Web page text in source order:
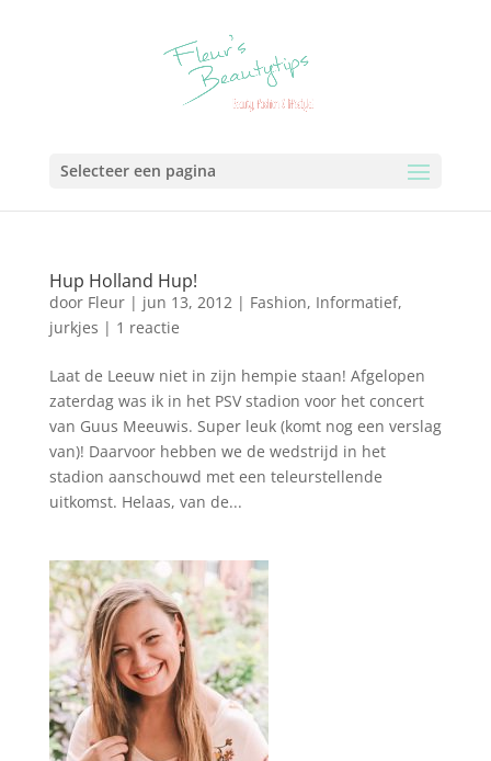
Selecteer een pagina
Hup Holland Hup!
door Fleur| jun 13, 2012| Fashion, Informatief,
jurkjes | 1 reactie
Laat de Leeuw niet in zijn hempie staan! Afgelopen
zaterdag was ik in het PSV stadion voor het concert
van Guus Meeuwis. Super leuk (komt nog een verslag
van)! Daarvoor hebben we de wedstrijd in het
stadion aanschouwd met een teleurstellende
uitkomst. Helaas, van de...